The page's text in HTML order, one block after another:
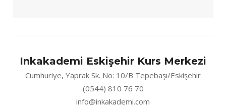
Inkakademi Eskişehir Kurs Merkezi
Cumhuriye, Yaprak Sk. No: 10/B Tepebaşı/Eskişehir
(0544) 810 76 70
info@inkakademi.com